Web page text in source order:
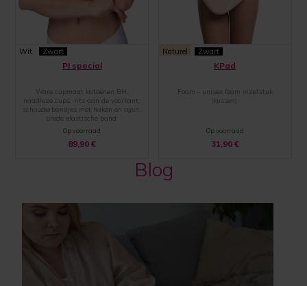
Wit Zwart
PI special
Ware cupmaat katoenen BH,
naadloze cups, rits aan de voorkant,
schouderbandjes met haken en ogen,
brede elastische band
Op voorraad
89,90€
Naturel Zwart
KPad
Foam - unisex foam inzetstuk
(kussen)
Op voorraad
31,90 €
Blog